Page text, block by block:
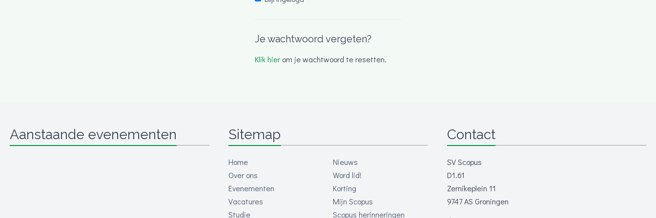
Je wachtwoord vergeten?
Klik hierom je wachtwoord te resetten.
Aanstaande evenementen Sitemap
Home
Over ons
Evenementen
Vacatures
Studie
Nieuws
Word lid!
Korting
Mijn Scopus
Scopus herinneringen
Contact
SV Scopus
D1.61
Zernikeplein 11
9747 AS Groningen